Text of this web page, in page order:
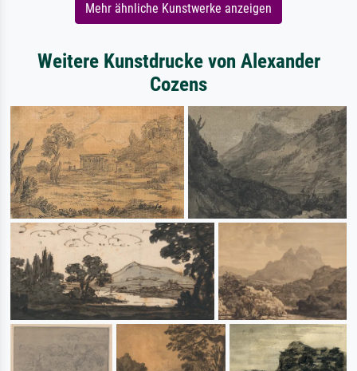
Mehr ähnliche Kunstwerke anzeigen
Weitere Kunstdrucke von Alexander
Cozens